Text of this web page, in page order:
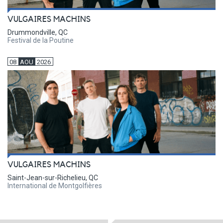
VULGAIRES MACHINS
Drummondville, QC
Festival de la Poutine
08 AOU 2026
VULGAIRES MACHINS
Saint-Jean-sur-Richelieu, QC
International de Montgolfières